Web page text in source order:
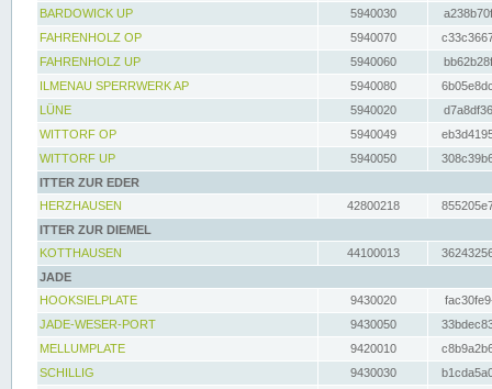
BARDOWICK UP
5940030
FAHRENHOLZ OP
5940070
FAHRENHOLZ UP
5940060
ILMENAU SPERRWERK AP
5940080
LÜNE
5940020
WITTORF OP
5940049
WITTORF UP
5940050
ITTER ZUR EDER
HERZHAUSEN
42800218
ITTER ZUR DIEMEL
KOTTHAUSEN
44100013
JADE
HOOKSIELPLATE
9430020
JADE-WESER-PORT
9430050
MELLUMPLATE
9420010
SCHILLIG
9430030